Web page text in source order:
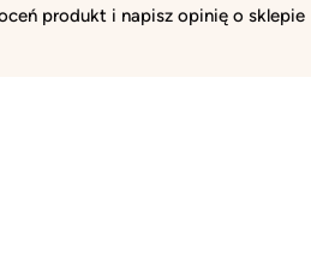
produkt i napisz opinię o sklepie